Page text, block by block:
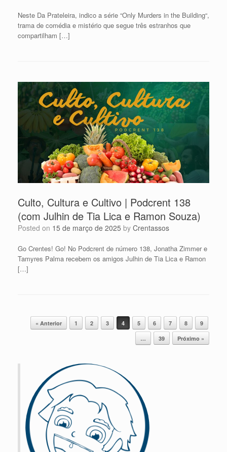
Neste Da Prateleira, indico a série “Only Murders in the Building“,
trama de comédia e mistério que segue três estranhos que
compartilham […]
Culto, Cultura e Cultivo | Podcrent 138
(com Julhin de Tia Lica e Ramon Souza)
Posted on 15 de março de 2025 by Crentassos
Go Crentes! Go! No Podcrent de número 138, Jonatha Zimmer e
Tamyres Palma recebem os amigos Julhin de Tia Lica e Ramon
[…]
Post navigation
« Anterior 1 2 3 4 5 6 7 8
9
…
39 Próximo »